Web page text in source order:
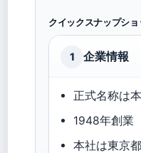
クイックスナップショ
1 企業情報
正式名称は
1948年創業
本社は東京